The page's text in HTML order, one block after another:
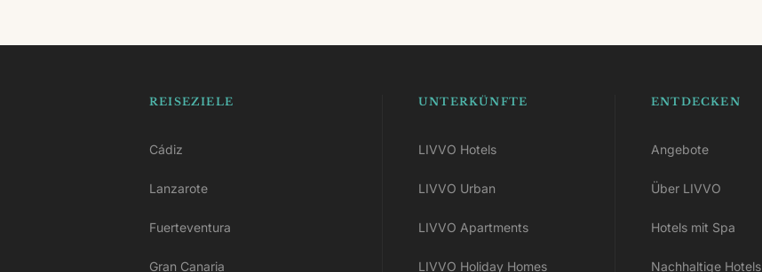
REISEZIELE
Cádiz
Lanzarote
Fuerteventura
Gran Canaria
UNTERKÜNFTE
LIVVO Hotels
LIVVO Urban
LIVVO Apartments
LIVVO Holiday Homes
ENTDECKEN
Angebote
Über LIVVO
Hotels mit Spa
Nachhaltige Hotels